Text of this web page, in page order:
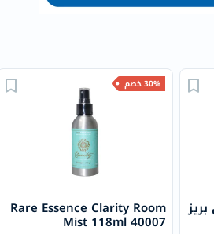
30% خصم
Rare Essence Clarity Room
Mist 118ml 40007